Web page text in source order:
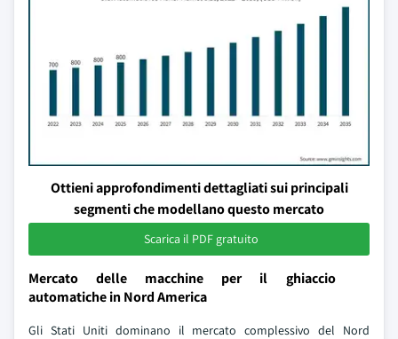
Ottieni approfondimenti dettagliati sui principali
segmenti che modellano questo mercato
Scarica il PDF gratuito
Mercato delle macchine per il ghiaccio
automatiche in Nord America
Gli Stati Uniti dominano il mercato complessivo del Nord